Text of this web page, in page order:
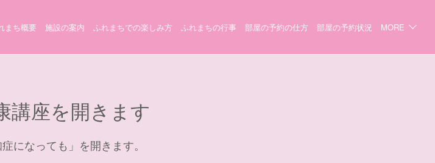
まち概要 施設の案内 ふれまちでの楽しみ方 ふれまちの行事 部屋の予約の仕方 部屋の予約状況 MORE
講座を開きます
になっても」を開きます。